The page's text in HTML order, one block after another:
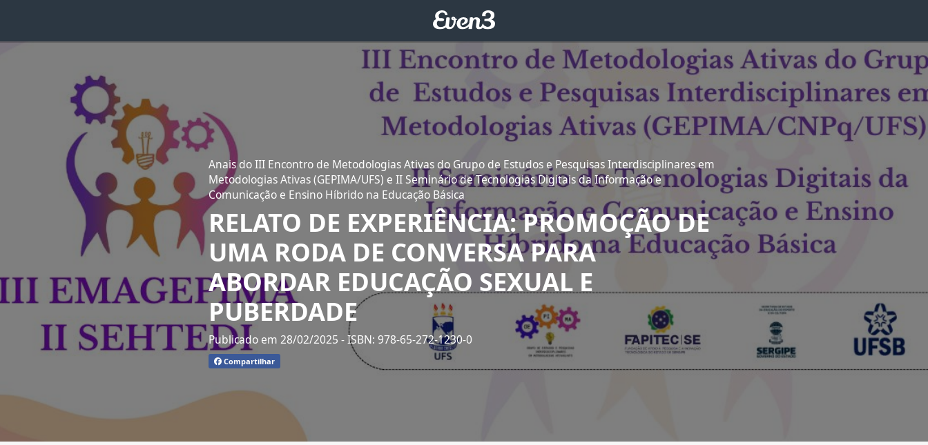
Anais do III Encontro de Metodologias Ativas do Grupo de Estudos e Pesquisas Interdisciplinares em
Metodologias Ativas (GEPIMA/UFS) e II Seminário de Tecnologias Digitais da Informação e
Comunicação e Ensino Híbrido na Educação Básica
RELATO DE EXPERIÊNCIA: PROMOÇÃO DE
UMA RODA DE CONVERSA PARA
ABORDAR EDUCAÇÃO SEXUAL E
PUBERDADE
Publicado em 28/02/2025- ISBN: 978-65-272-1230-0
Compartilhar